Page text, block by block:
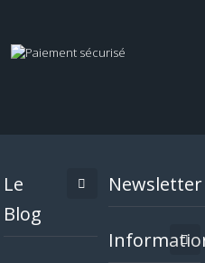
Le
Blog
Newsletter